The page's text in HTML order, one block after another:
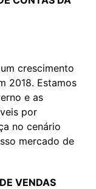
crescimento
2018. Estamos
e as
por
no cenário
mercado de
VENDAS